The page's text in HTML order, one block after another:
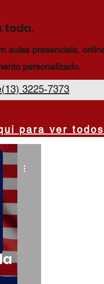
toda.
aulas presenciais,
personalizado.
3225-7373
para ver